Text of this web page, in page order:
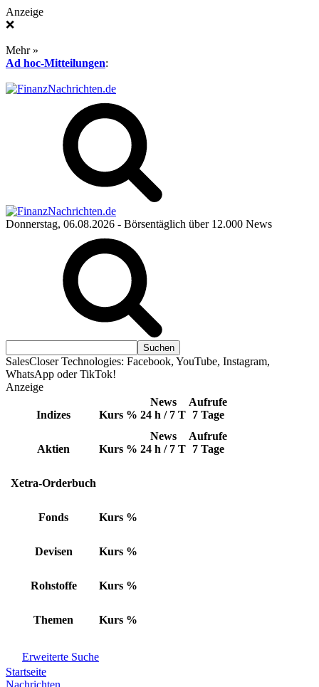
Anzeige
❌
Mehr »
Ad hoc-Mitteilungen:
Donnerstag, 06.08.2026 - Börsentäglich über 12.000 News
SalesCloser Technologies: Facebook, YouTube, Instagram,
WhatsApp oder TikTok!
Anzeige
Indizes Kurs %
News
24 h / 7 T
Aufrufe
7 Tage
Aktien Kurs %
News
24 h / 7 T
Aufrufe
7 Tage
Xetra-Orderbuch
Fonds Kurs %
Devisen Kurs %
Rohstoffe Kurs %
Themen Kurs %
Erweiterte Suche
Startseite
Nachrichten